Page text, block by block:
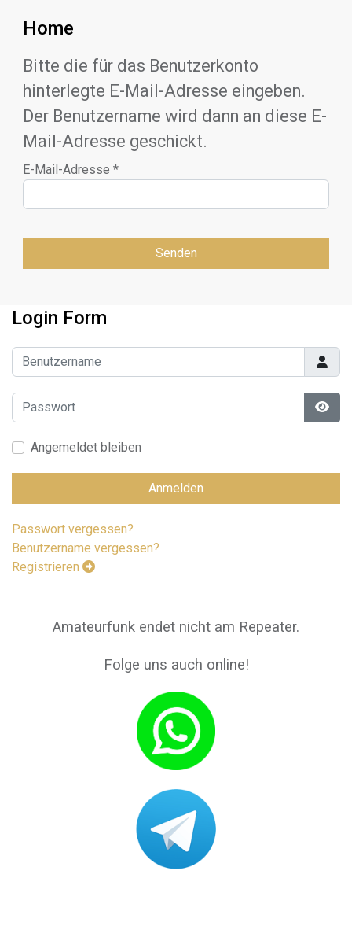
Home
Bitte die für das Benutzerkonto
hinterlegte E-Mail-Adresse eingeben.
Der Benutzername wird dann an diese E-
Mail-Adresse geschickt.
E-Mail-Adresse *
Senden
Login Form
Benutzername
Passwort
Angemeldet bleiben
Anmelden
Passwort vergessen?
Benutzername vergessen?
Registrieren
Amateurfunk endet nicht am Repeater.
Folge uns auch online!